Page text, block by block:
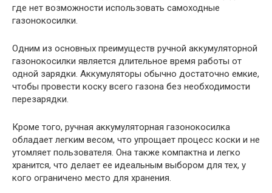
где нет возможности использовать самоходные
газонокосилки.
Одним из основных преимуществ ручной аккумуляторной
газонокосилки является длительное время работы от
одной зарядки. Аккумуляторы обычно достаточно емкие,
чтобы провести коску всего газона без необходимости
перезарядки.
Кроме того, ручная аккумуляторная газонокосилка
обладает легким весом, что упрощает процесс коски и не
утомляет пользователя. Она также компактна и легко
хранится, что делает ее идеальным выбором для тех, у
кого ограничено место для хранения.